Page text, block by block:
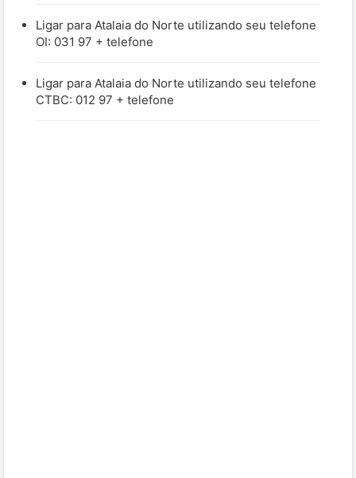
Ligar para Atalaia do Norte utilizando seu telefone
OI: 031 97 + telefone
Ligar para Atalaia do Norte utilizando seu telefone
CTBC: 012 97 + telefone